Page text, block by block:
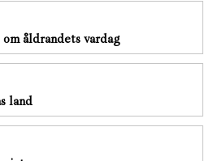
åldrandets vardag
land